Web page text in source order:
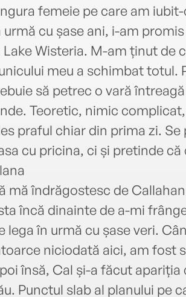
femeie pe care am
urmă cu șase ani, i-am
Lake Wisteria. M-am ținut de
meu a schimbat totul.
să petrec o vară
Teoretic, nimic
praful chiar din prima zi.
cu pricina, ci și pretinde că
mă îndrăgostesc de
încă dinainte de a-mi
lega în urmă cu șase veri.
niciodată aici, am fost
însă, Cal și-a făcut
Punctul slab al planului pe